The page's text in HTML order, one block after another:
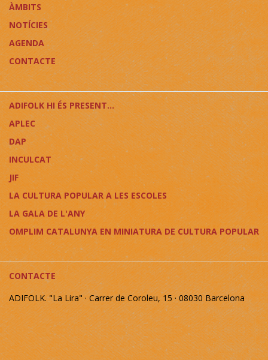
ÀMBITS
NOTÍCIES
AGENDA
CONTACTE
ADIFOLK HI ÉS PRESENT...
APLEC
DAP
INCULCAT
JIF
LA CULTURA POPULAR A LES ESCOLES
LA GALA DE L'ANY
OMPLIM CATALUNYA EN MINIATURA DE CULTURA POPULAR
CONTACTE
ADIFOLK. "La Lira" · Carrer de Coroleu, 15 · 08030 Barcelona